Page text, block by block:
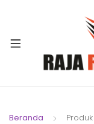
Beranda